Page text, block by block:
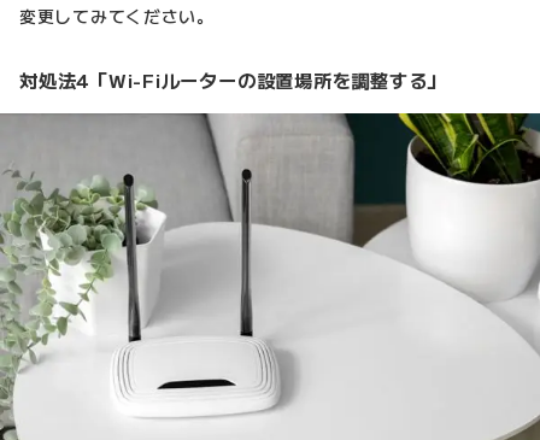
変更してみてください。
対処法4「Wi-Fiルーターの設置場所を調整する」